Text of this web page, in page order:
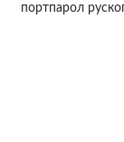
портпарол